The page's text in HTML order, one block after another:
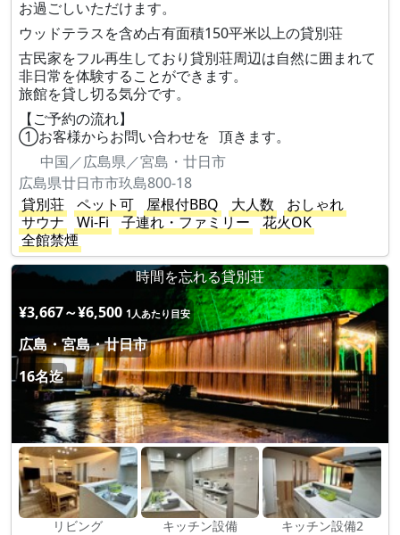
お過ごしいただけます。
ウッドテラスを含め占有面積150平米以上の貸別荘
古民家をフル再生しており貸別荘周辺は自然に囲まれて
非日常を体験することができます。
旅館を貸し切る気分です。
【ご予約の流れ】
①お客様からお問い合わせを 頂きます。
中国／広島県／宮島・廿日市
広島県廿日市市玖島800-18
貸別荘
ペット可 屋根付BBQ 大人数
おしゃれ
サウナ
Wi-Fi 子連れ・ファミリー
花火OK
全館禁煙
時間を忘れる貸別荘
¥3,667～¥6,500 1人あたり目安
広島・宮島・廿日市
16名迄
リビング キッチン設備 キッチン設備2